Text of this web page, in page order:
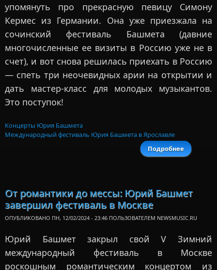
упомянуть про прекрасную певицу Симону
Кермес из Германии. Она уже приезжала на
сочинский фестиваль Башмета (давние
многочисленные ее визиты в Россию уже не в
счет), и вот снова решилась приехать в Россию
— спеть три неочевидных арии на открытии и
дать мастер-класс для молодых музыкантов.
Это поступок!
Концерты Юрия Башмета
Международный фестиваль Юрия Башмета в Ярославле
Подробнее
о
Кермес
От романтики до мессы: Юрий Башмет
завершил фестиваль в Москве
ОПУБЛИКОВАНО ПН, 12/02/2024 - 23:46 ПОЛЬЗОВАТЕЛЕМ NEWSMUSIC.RU
Юрий Башмет закрыл свой V Зимний
международный фестиваль в Москве
роскошным романтическим концертом из